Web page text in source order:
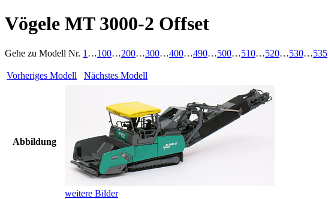
Vögele MT 3000-2 Offset
Gehe zu Modell Nr. 1 …100…200…300…400…490…500…510…520…530…535
Vorheriges Modell Nächstes Modell
Abbildung
weitere Bilder